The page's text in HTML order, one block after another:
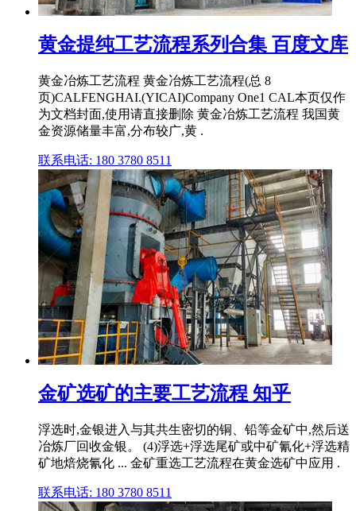
黄金提纯工艺流程系列合集 百度文库
黄金冶炼工艺流程 黄金冶炼工艺流程(总 8
页)CALFENGHAI.(YICAI)Company One1 CAL本页仅作
为文档封面,使用请直接删除 黄金冶炼工艺流程 我国黄
金资源储量丰富,分布较广,黄 .
联系电话: 180 3780 8511
金矿选矿的主要工艺流程 知乎
浮选时,金银进入与其共生密切的铜、铅等金矿中,然后送
冶炼厂回收金银。 (4)浮选+浮选尾矿或中矿氰化+浮选精
矿地焙烧氰化 ... 金矿重选工艺流程在黄金选矿中应用 .
联系电话: 180 3780 8511